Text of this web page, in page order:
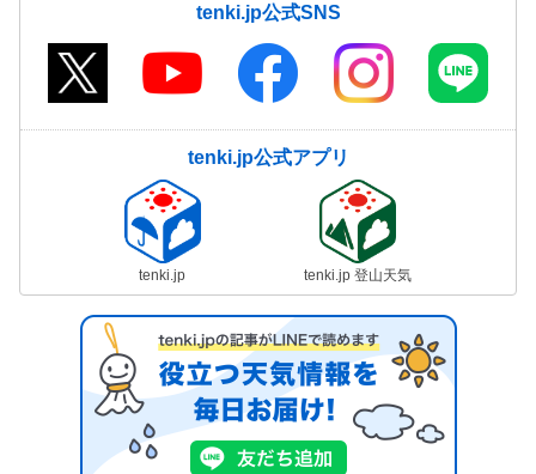
tenki.jp公式SNS
tenki.jp公式アプリ
tenki.jp tenki.jp 登山天気